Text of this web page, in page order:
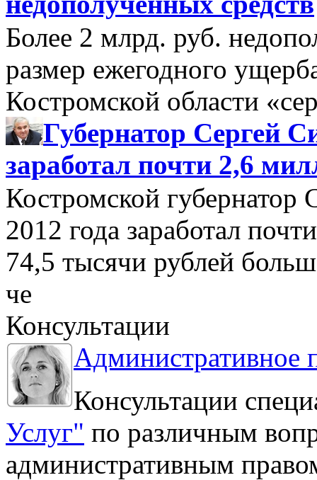
Более 2 млрд. руб.
размер ежегодного
Костромской области
Губернатор Сергей
заработал почти 2,6
Костромской губернатор
2012 года заработал
74,5 тысячи рублей
че
Консультации
Административное
Консультации
Услуг" по различным
административным